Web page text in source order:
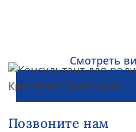
Смотреть
Позвоните нам